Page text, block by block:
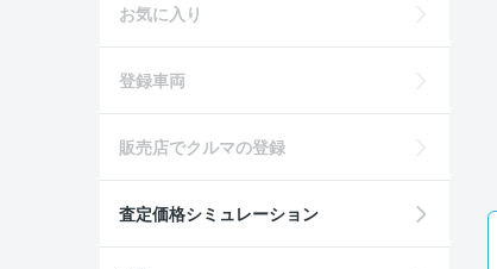
お気に入り
登録車両
販売店でクルマの登録
査定価格シミュレーション